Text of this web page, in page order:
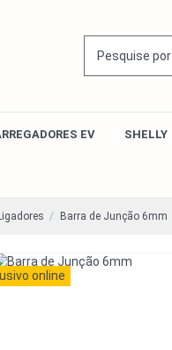
EV SHELLY
Barra de Junção 6mm
online